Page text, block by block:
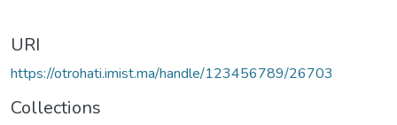
URI
https://otrohati.imist.ma/handle/123456789/26703
Collections